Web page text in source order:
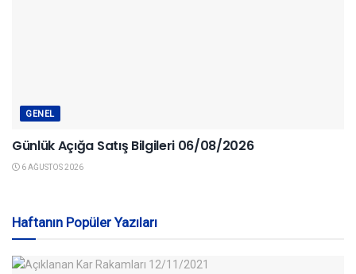
GENEL
Günlük Açığa Satış Bilgileri 06/08/2026
6 AĞUSTOS 2026
Haftanın Popüler Yazıları